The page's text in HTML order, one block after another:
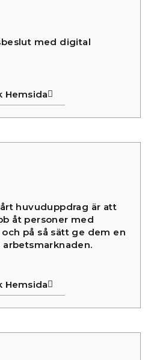
med digital
Hemsida
huvuduppdrag är att
åt personer med
på så sätt ge dem en
Hemsida